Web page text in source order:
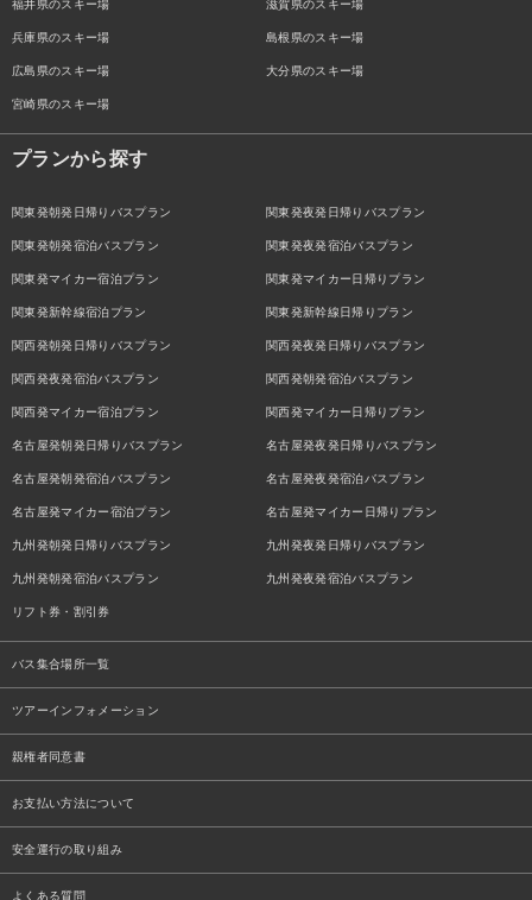
福井県のスキー場 滋賀県のスキー場
兵庫県のスキー場 島根県のスキー場
広島県のスキー場 大分県のスキー場
宮崎県のスキー場
プランから探す
関東発朝発日帰りバスプラン 関東発夜発日帰りバスプラン
関東発朝発宿泊バスプラン 関東発夜発宿泊バスプラン
関東発マイカー宿泊プラン 関東発マイカー日帰りプラン
関東発新幹線宿泊プラン 関東発新幹線日帰りプラン
関西発朝発日帰りバスプラン 関西発夜発日帰りバスプラン
関西発夜発宿泊バスプラン 関西発朝発宿泊バスプラン
関西発マイカー宿泊プラン 関西発マイカー日帰りプラン
名古屋発朝発日帰りバスプラン 名古屋発夜発日帰りバスプラン
名古屋発朝発宿泊バスプラン 名古屋発夜発宿泊バスプラン
名古屋発マイカー宿泊プラン 名古屋発マイカー日帰りプラン
九州発朝発日帰りバスプラン 九州発夜発日帰りバスプラン
九州発朝発宿泊バスプラン 九州発夜発宿泊バスプラン
リフト券・割引券
バス集合場所一覧
ツアーインフォメーション
親権者同意書
お支払い方法について
安全運行の取り組み
よくある質問